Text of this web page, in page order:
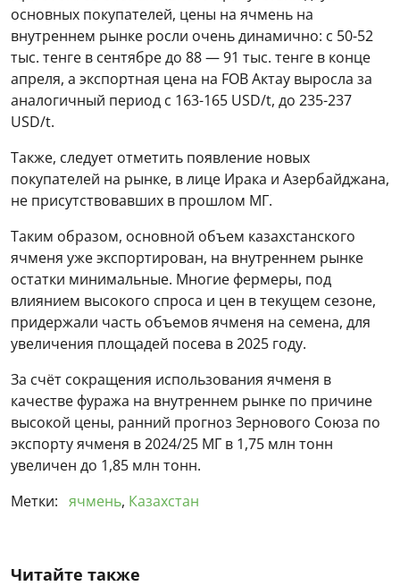
основных покупателей, цены на ячмень на
внутреннем рынке росли очень динамично: с 50-52
тыс. тенге в сентябре до 88 — 91 тыс. тенге в конце
апреля, а экспортная цена на FOB Актау выросла за
аналогичный период с 163-165 USD/t, до 235-237
USD/t.
Также, следует отметить появление новых
покупателей на рынке, в лице Ирака и Азербайджана,
не присутствовавших в прошлом МГ.
Таким образом, основной объем казахстанского
ячменя уже экспортирован, на внутреннем рынке
остатки минимальные. Многие фермеры, под
влиянием высокого спроса и цен в текущем сезоне,
придержали часть объемов ячменя на семена, для
увеличения площадей посева в 2025 году.
За счёт сокращения использования ячменя в
качестве фуража на внутреннем рынке по причине
высокой цены, ранний прогноз Зернового Союза по
экспорту ячменя в 2024/25 МГ в 1,75 млн тонн
увеличен до 1,85 млн тонн.
Метки: ячмень, Казахстан
Читайте также